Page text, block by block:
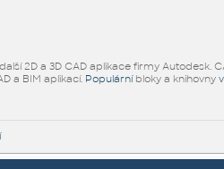
2D a 3D CAD aplikace firmy Autodesk.
a BIM aplikací. Populárníbloky a knihovny